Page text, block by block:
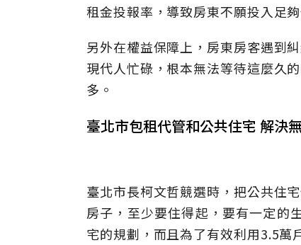
租金投報率，導致房東不願投入足
另外在權益保障上，房東房客遇到
現代人忙碌，根本無法等待這麼久
多。
臺北市包租代管和公共住宅 解決
臺北市長柯文哲競選時，把公共住
房子，至少要住得起，要有一定的
宅的規劃，而且為了有效利用3.5萬